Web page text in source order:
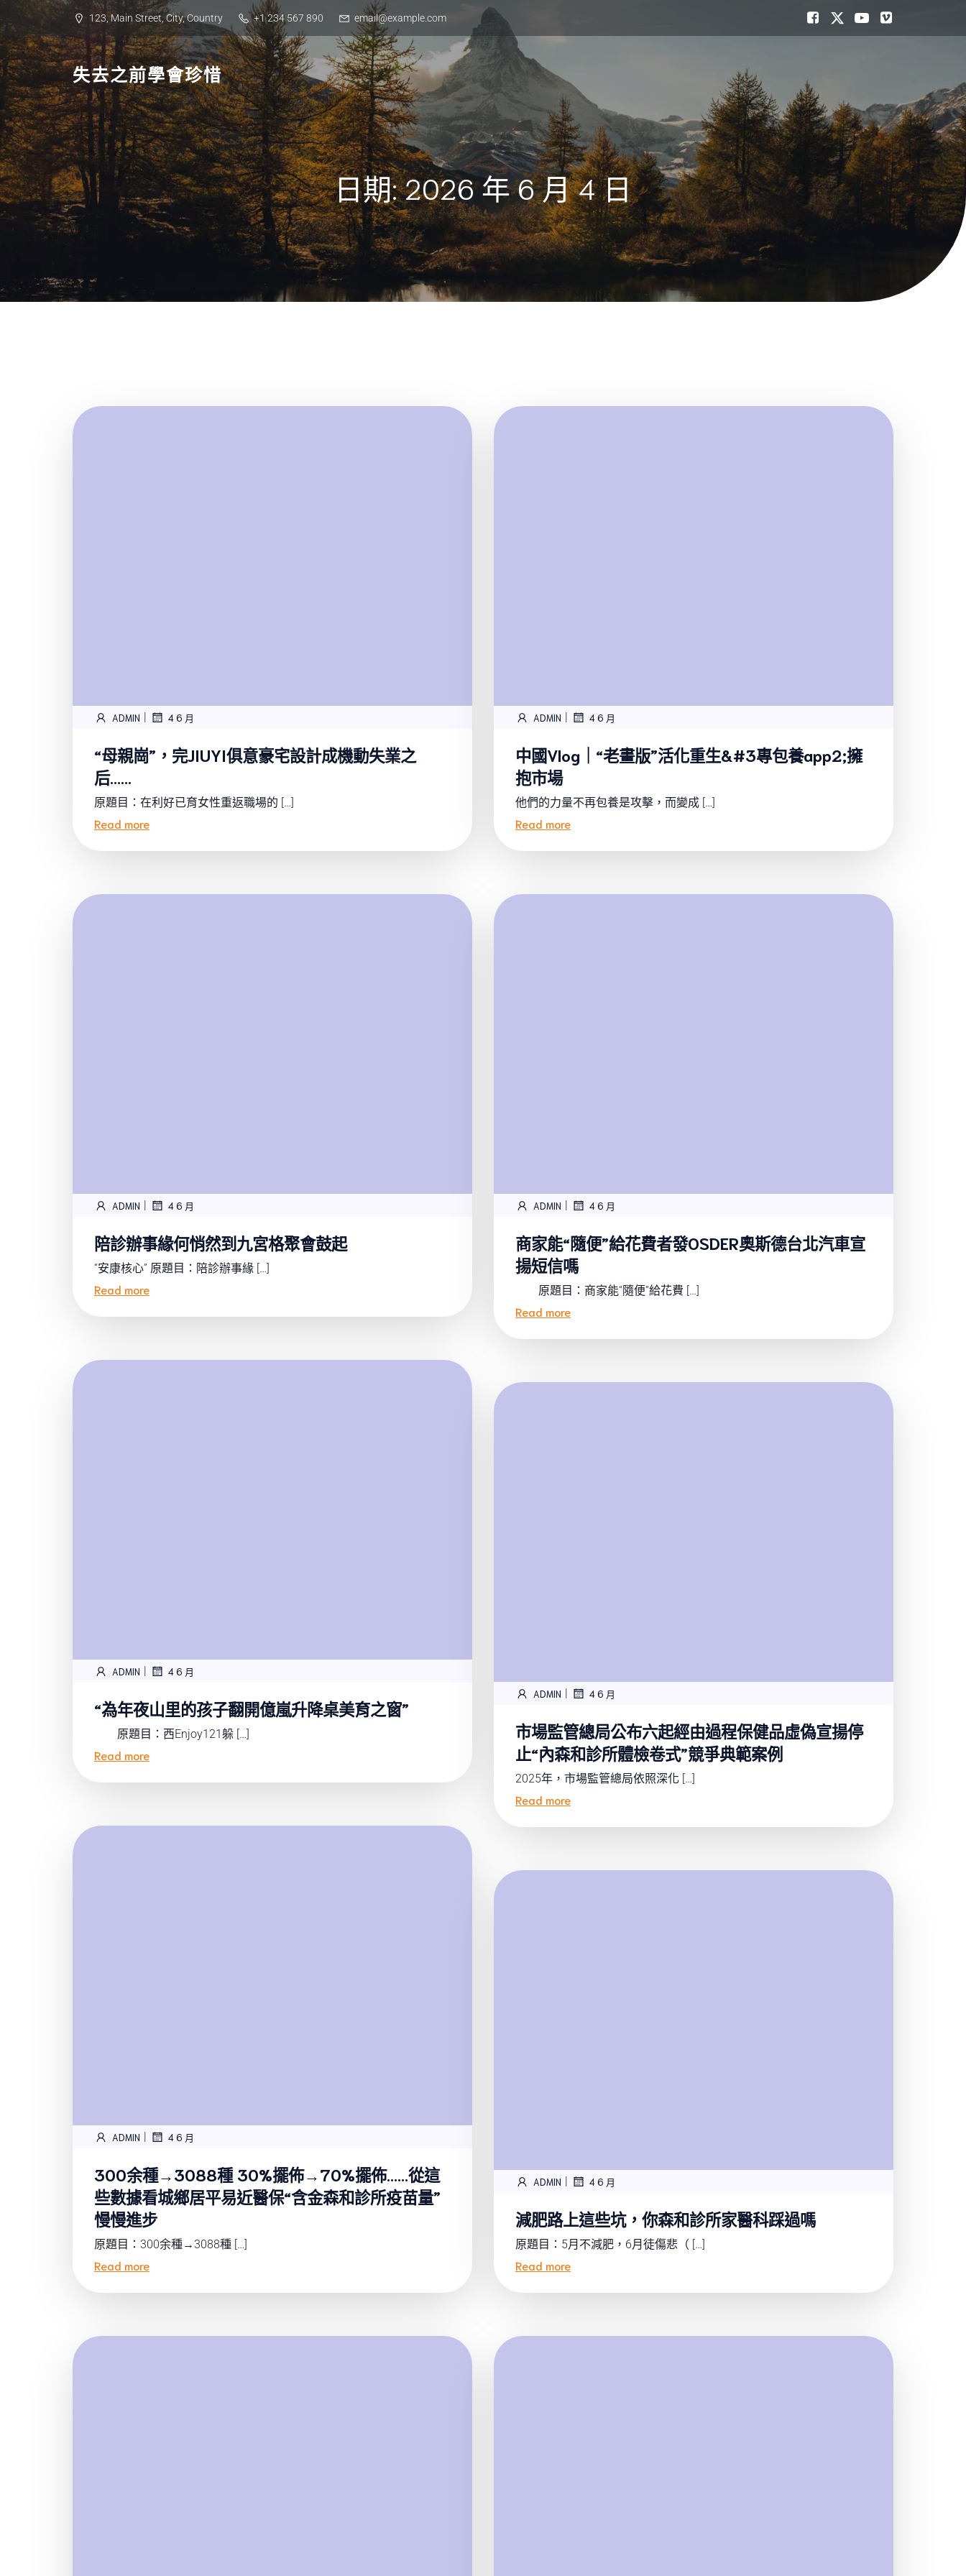
content
123, Main Street, City, Country +1 234 567 890 email@example.com
失去之前學會珍惜
日期:2026 年 6 月 4 日
ADMIN | 4 6 月
“母親崗”，完JIUYI俱意豪宅設計成機動失業之
后……
原題目：在利好已育女性重返職場的 […]
Read more
ADMIN | 4 6 月
中國Vlog｜“老畫版”活化重生&#3專包養app2;擁
抱市場
他們的力量不再包養是攻擊，而變成 […]
Read more
ADMIN | 4 6 月
陪診辦事緣何悄然到九宮格聚會鼓起
“安康核心” 原題目：陪診辦事緣 […]
Read more
ADMIN | 4 6 月
商家能“隨便”給花費者發OSDER奧斯德台北汽車宣
揚短信嗎
原題目：商家能“隨便”給花費 […]
Read more
ADMIN | 4 6 月
“為年夜山里的孩子翻開億嵐升降桌美育之窗”
原題目：西Enjoy121躲 […]
Read more
ADMIN | 4 6 月
市場監管總局公布六起經由過程保健品虛偽宣揚停
止“內森和診所體檢卷式”競爭典範案例
2025年，市場監管總局依照深化 […]
Read more
ADMIN | 4 6 月
300余種→3088種 30%擺佈→70%擺佈……從這
些數據看城鄉居平易近醫保“含金森和診所疫苗量”
慢慢進步
原題目：300余種→3088種 […]
Read more
ADMIN | 4 6 月
減肥路上這些坑，你森和診所家醫科踩過嗎
原題目：5月不減肥，6月徒傷悲（ […]
Read more